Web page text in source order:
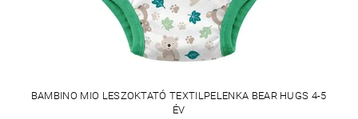
BAMBINO MIO LESZOKTATÓ TEXTILPELENKA BEAR HUGS 4-5
ÉV